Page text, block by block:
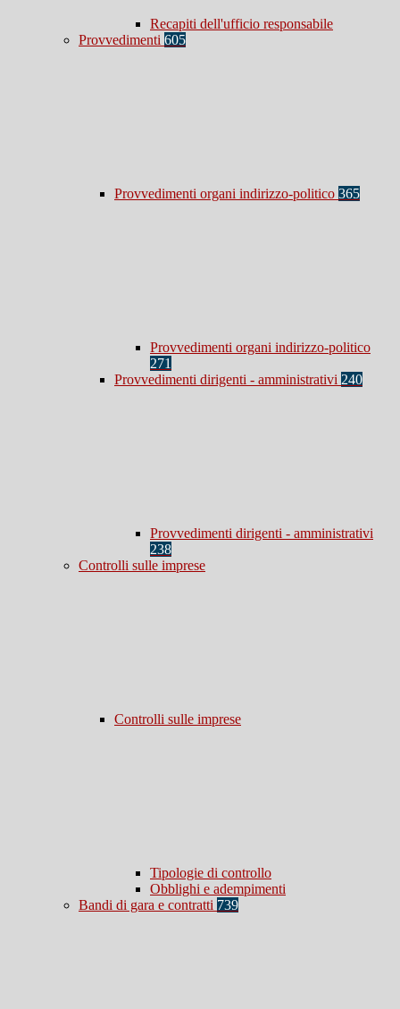
Recapiti dell'ufficio responsabile
Provvedimenti 605
Provvedimenti organi indirizzo-politico 365
Provvedimenti organi indirizzo-politico
271
Provvedimenti dirigenti - amministrativi 240
Provvedimenti dirigenti - amministrativi
238
Controlli sulle imprese
Controlli sulle imprese
Tipologie di controllo
Obblighi e adempimenti
Bandi di gara e contratti 739